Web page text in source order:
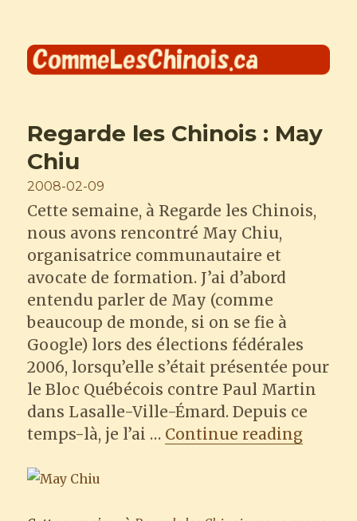
Comme les Chinois
Regarde les Chinois : May
Chiu
Posted
on
2008-02-09
Cette semaine, à Regarde les Chinois,
nous avons rencontré May Chiu,
organisatrice communautaire et
avocate de formation. J’ai d’abord
entendu parler de May (comme
beaucoup de monde, si on se fie à
Google) lors des élections fédérales
2006, lorsqu’elle s’était présentée pour
le Bloc Québécois contre Paul Martin
dans Lasalle-Ville-Émard. Depuis ce
temps-là, je l’ai … Continue reading